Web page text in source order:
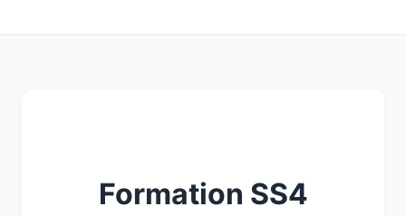
Formation SS4